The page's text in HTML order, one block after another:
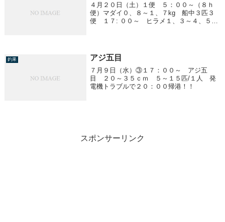
４月２０日（土）１便 ５：００～（８ｈ
便）マダイ０、８～１、７kg 船中３匹３
便 １７: ００～ ヒラメ１、３～４、５
釣果 アジ五目
７月９日（水）③１７：００～ アジ五
目 ２０～３５ｃｍ ５～１５匹/１人 発
電機トラブルで２０：００帰港！！
スポンサーリンク